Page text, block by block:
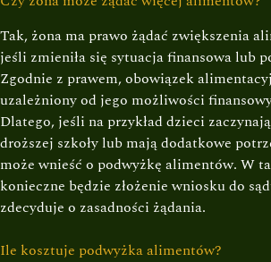
Tak, żona ma prawo żądać zwiększenia
jeśli zmieniła się sytuacja finansowa lub
Zgodnie z prawem, obowiązek
uzależniony od jego możliwości
Dlatego, jeśli na przykład dzieci
droższej szkoły lub mają dodatkowe
może wnieść o podwyżkę alimentów. W
konieczne będzie złożenie wniosku do
zdecyduje o zasadności żądania.
Ile kosztuje podwyżka alimentów?